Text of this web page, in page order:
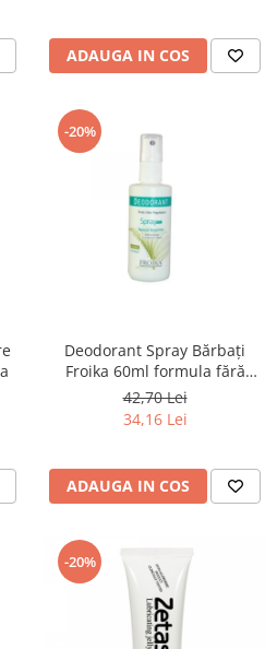
ADAUGA IN COS
-20%
Deodorant Spray Bărbați
Froika 60ml formula fără
aluminiu
42,70 Lei
34,16 Lei
ADAUGA IN COS
-20%